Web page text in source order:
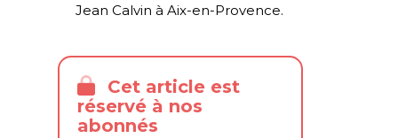
Jean Calvin à Aix-en-Provence.
Cet article est
réservé à nos
abonnés